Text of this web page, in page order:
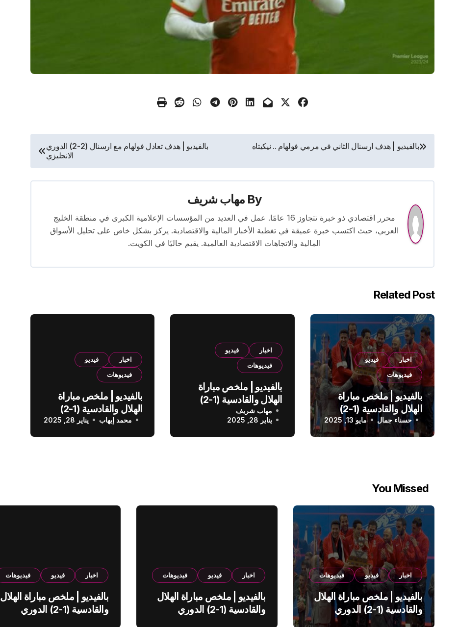
تصفّح
المقالات
بالفيديو | هدف ارسنال الثاني في مرمي فولهام .. نيكيتاه
بالفيديو | هدف تعادل فولهام مع ارسنال (2-2) الدوري
الانجليزي
By مهاب شريف
محرر اقتصادي ذو خبرة تتجاوز 16 عامًا. عمل في العديد من المؤسسات الإعلامية الكبرى في منطقة الخليج
العربي، حيث اكتسب خبرة عميقة في تغطية الأخبار المالية والاقتصادية. يركز بشكل خاص على تحليل الأسواق
المالية والاتجاهات الاقتصادية العالمية. يقيم حاليًا في الكويت.
Related Post
اخبار
فيديو
فيديوهات
بالفيديو | ملخص مباراة
الهلال والقادسية (1-2)
الدوري السعودي
حسناء جمال مايو 13, 2025
اخبار
فيديو
فيديوهات
بالفيديو | ملخص مباراة
الهلال والقادسية (1-2)
الدوري السعودي
مهاب شريف
يناير 28, 2025
اخبار
فيديو
فيديوهات
بالفيديو | ملخص مباراة
الهلال والقادسية (1-2)
الدوري السعودي
محمد إيهاب يناير 28, 2025
You Missed
اخبار فيديو فيديوهات
بالفيديو | ملخص مباراة الهلال
والقادسية (1-2) الدوري
السعودي
اخبار فيديو فيديوهات
بالفيديو | ملخص مباراة الهلال
والقادسية (1-2) الدوري
اخبار فيديو فيديوهات
بالفيديو | ملخص مباراة الهلال
والقادسية (1-2) الدوري